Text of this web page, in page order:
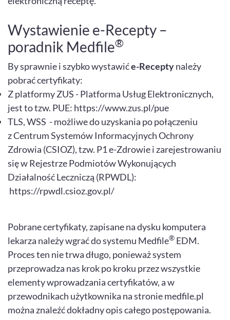
Wystawienie e-Recepty –
poradnik Medfile®
By sprawnie i szybko wystawiće-Receptynależy
pobrać certyfikaty:
Z platformy ZUS - Platforma Usług Elektronicznych,
jest to tzw. PUE: https://www.zus.pl/pue
TLS, WSS - możliwe do uzyskania po połączeniu
z Centrum Systemów Informacyjnych Ochrony
Zdrowia (CSIOZ), tzw. P1 e-Zdrowie i zarejestrowaniu
się w Rejestrze Podmiotów Wykonujących
Działalność Leczniczą (RPWDL):
https://rpwdl.csioz.gov.pl/
Pobrane certyfikaty, zapisane na dysku komputera
lekarza należy wgrać do systemu Medfile® EDM.
Proces ten nie trwa długo, ponieważ system
przeprowadza nas krok po kroku przez wszystkie
elementy wprowadzania certyfikatów, a w
przewodnikach użytkownika na stronie medfile.pl
można znaleźć dokładny opis całego postępowania.